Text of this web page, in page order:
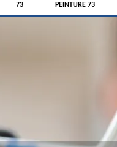
73
PEINTURE 73